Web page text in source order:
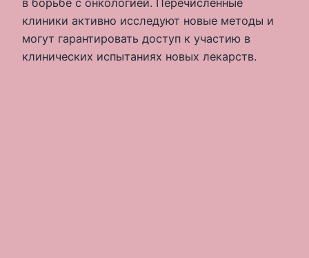
в борьбе с онкологией. Перечисленные
клиники активно исследуют новые методы и
могут гарантировать доступ к участию в
клинических испытаниях новых лекарств.